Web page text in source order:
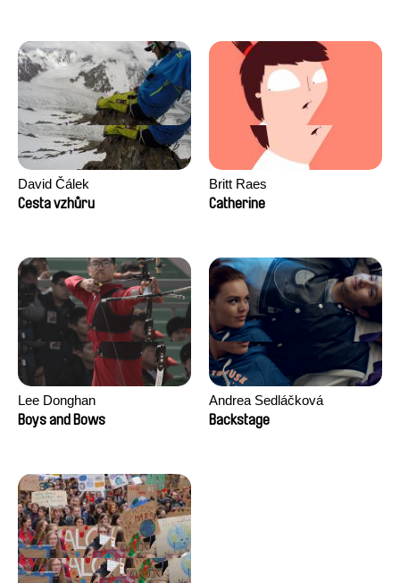
David Čálek
Cesta vzhůru
Britt Raes
Catherine
Lee Donghan
Boys and Bows
Andrea Sedláčková
Backstage